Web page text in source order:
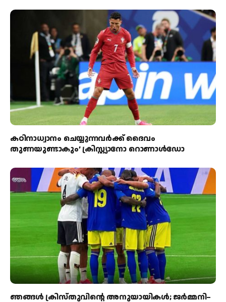
കഠിനാധ്വാനം ചെയ്യുന്നവർക്ക് ദൈവം
തുണയുണ്ടാകും’ ക്രിസ്റ്റ്യാനോ റൊണാൾഡോ
ഞങ്ങൾ ക്രിസ്തുവിന്റെ അനുയായികൾ; ജർമ്മനി–